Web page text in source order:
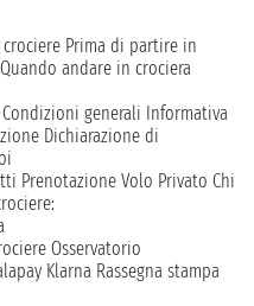
Prima di partire in
Quando andare in crociera
Condizioni generali Informativa
Dichiarazione di
Prenotazione Volo Privato Chi
Osservatorio
Klarna Rassegna stampa